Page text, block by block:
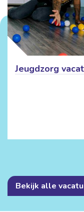
Jeugdzorg
Bekijk alle